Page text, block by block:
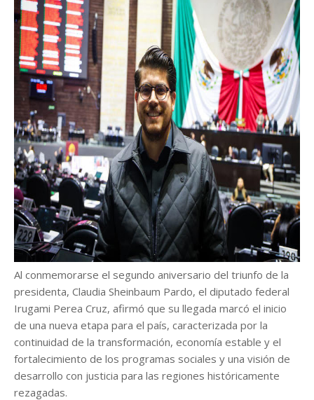
Al conmemorarse el segundo aniversario del triunfo de la
presidenta, Claudia Sheinbaum Pardo, el diputado federal
Irugami Perea Cruz, afirmó que su llegada marcó el inicio
de una nueva etapa para el país, caracterizada por la
continuidad de la transformación, economía estable y el
fortalecimiento de los programas sociales y una visión de
desarrollo con justicia para las regiones históricamente
rezagadas.